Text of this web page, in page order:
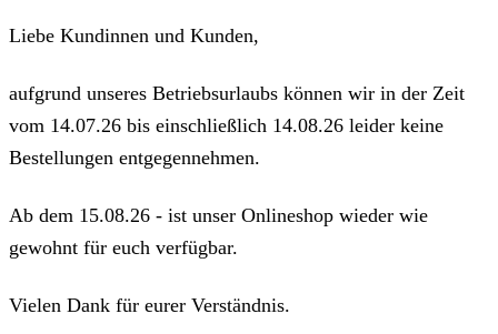
Liebe Kundinnen und Kunden,
aufgrund unseres Betriebsurlaubs können wir in der Zeit
vom 14.07.26 bis einschließlich 14.08.26 leider keine
Bestellungen entgegennehmen.
Ab dem 15.08.26 - ist unser Onlineshop wieder wie
gewohnt für euch verfügbar.
Vielen Dank für eurer Verständnis.